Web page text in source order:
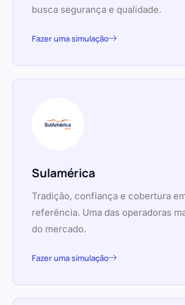
busca segurança e qualidade.
Fazer uma simulação
Sulamérica
Tradição, confiança e cobertura
referência. Uma das operadoras
do mercado.
Fazer uma simulação